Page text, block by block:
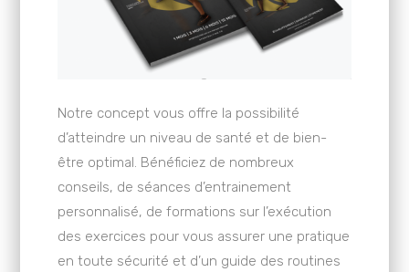
Notre concept vous offre la possibilité
d’atteindre un niveau de santé et de bien-
être optimal. Bénéficiez de nombreux
conseils, de séances d’entrainement
personnalisé, de formations sur l’exécution
des exercices pour vous assurer une pratique
en toute sécurité et d’un guide des routines